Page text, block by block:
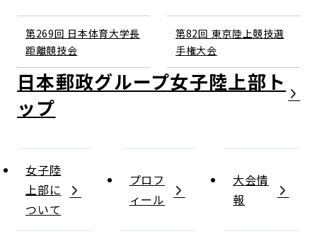
第269回 日本体育大学長
距離競技会
第82回 東京陸上競技選
手権大会
日本郵政グループ女子陸上部
女子陸
上部に
ついて
プロフ
ィール
大会情
報